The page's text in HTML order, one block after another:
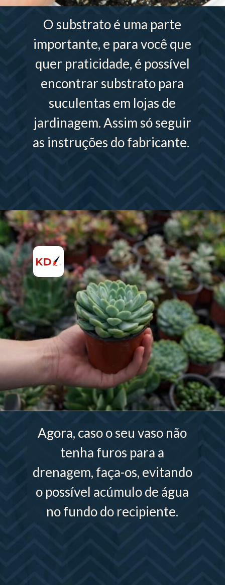
O substrato é uma parte
importante, e para você que
quer praticidade, é possível
encontrar substrato para
suculentas em lojas de
jardinagem. Assim só seguir
as instruções do fabricante.
Agora, caso o seu vaso não
tenha furos para a
drenagem, faça-os, evitando
o possível acúmulo de água
no fundo do recipiente.